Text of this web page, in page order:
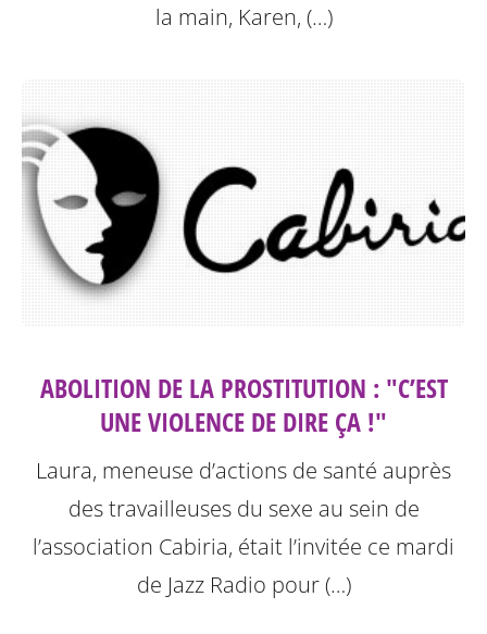
la main, Karen, (…)
ABOLITION DE LA PROSTITUTION : "C’EST
UNE VIOLENCE DE DIRE ÇA !"
Laura, meneuse d’actions de santé auprès
des travailleuses du sexe au sein de
l’association Cabiria, était l’invitée ce mardi
de Jazz Radio pour (…)